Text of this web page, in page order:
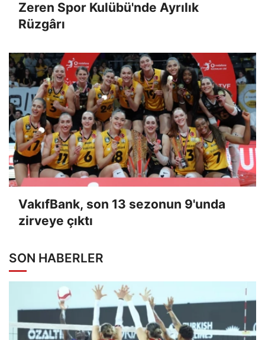
Zeren Spor Kulübü'nde Ayrılık
Rüzgârı
VakıfBank, son 13 sezonun 9'unda
zirveye çıktı
SON HABERLER